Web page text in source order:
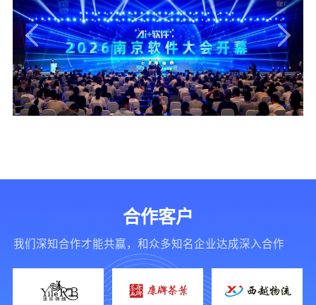
合作客户
我们深知合作才能共赢，和众多知名企业达成深入合作